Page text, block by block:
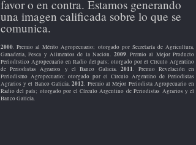
favor o en contra. Estamos generando
una imagen calificada sobre lo que se
comunica.
2000. Premio al Mérito Agropecuario; otorgado por Secretaría de Agricultura,
Ganadería, Pesca y Alimentos de la Nación. 2009. Premio al Mejor Producto
Periodístico Agropecuario en Radio del país; otorgado por el Círculo Argentino
de Periodistas Agrarios y el Banco Galicia.2011 . Premio Revelación en
Periodismo Agropecuario; otorgado por el Círculo Argentino de Periodistas
Agrarios y el Banco Galicia.2012. Premio al Mejor Periodista Agropecuario en
Radio del país; otorgado por el Círculo Argentino de Periodistas Agrarios y el
Banco Galicia.